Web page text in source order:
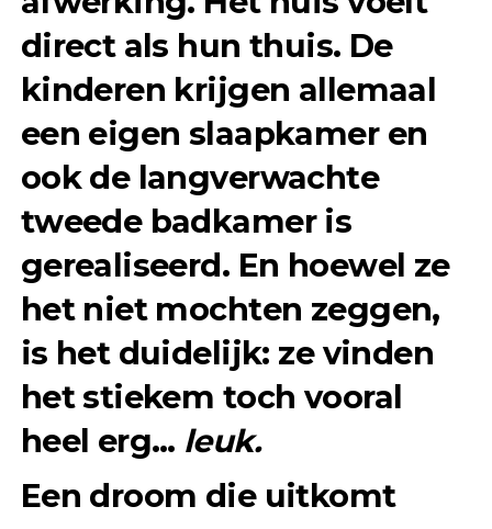
direct als hun thuis. De
kinderen krijgen allemaal
een eigen slaapkamer en
ook de langverwachte
tweede badkamer is
gerealiseerd. En hoewel ze
het niet mochten zeggen,
is het duidelijk: ze vinden
het stiekem toch vooral
heel erg… leuk.
Een droom die uitkomt